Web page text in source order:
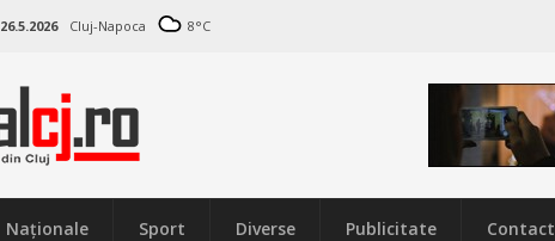
26.5.2026 Cluj-Napoca 8°C
Naţionale Sport Diverse Publicitate Contact